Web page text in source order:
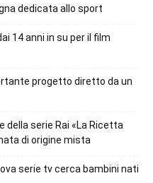
dedicata allo sport
14 anni in su per il film
progetto diretto da un
della serie Rai «La Ricetta
di origine mista
serie tv cerca bambini nati